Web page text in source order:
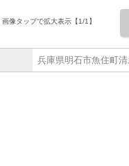
画像タップで拡大表示【1/1】
兵庫県明石市魚住町